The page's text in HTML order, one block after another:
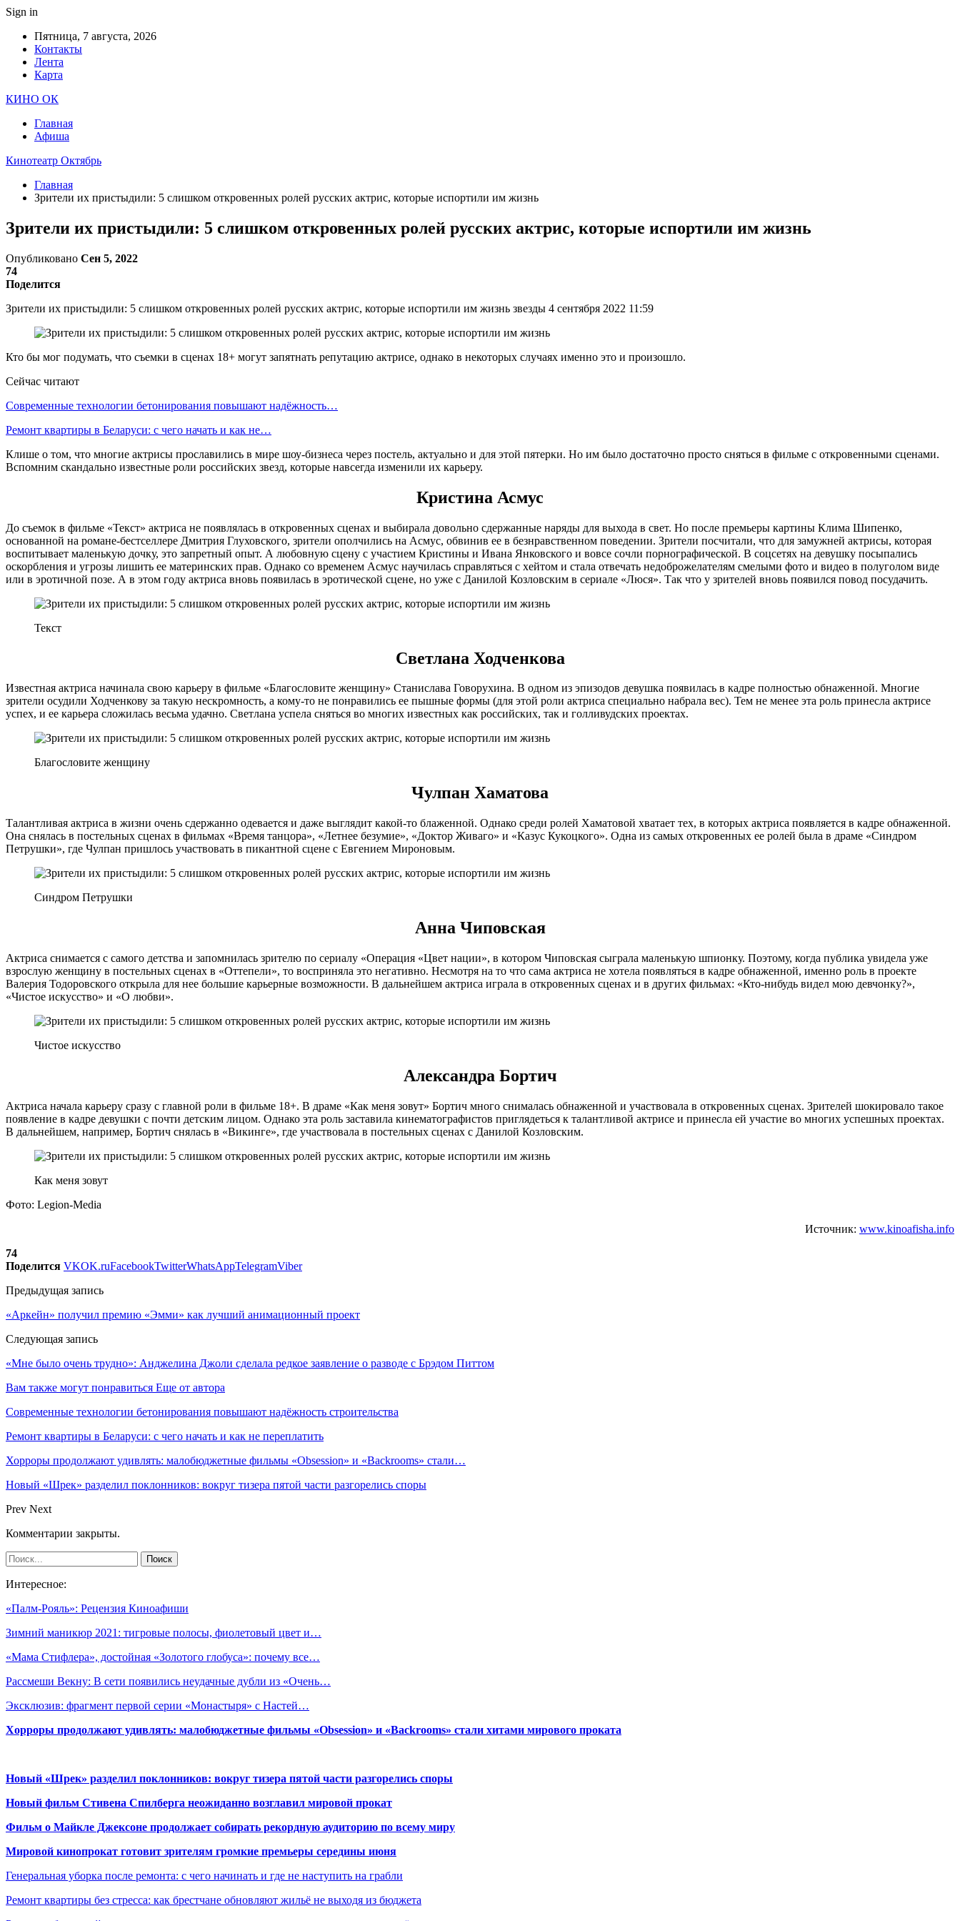
Sign in
Пятница, 7 августа, 2026
Контакты
Лента
Карта
КИНО ОК
Главная
Афиша
Кинотеатр Октябрь
Главная
Зрители их пристыдили: 5 слишком откровенных ролей русских актрис, которые испортили им жизнь
Зрители их пристыдили: 5 слишком откровенных ролей русских актрис, которые испортили им жизнь
Опубликовано Сен 5, 2022
74
Поделится
Зрители их пристыдили: 5 слишком откровенных ролей русских актрис, которые испортили им жизнь звезды 4 сентября 2022 11:59
Кто бы мог подумать, что съемки в сценах 18+ могут запятнать репутацию актрисе, однако в некоторых случаях именно это и произошло.
Сейчас читают
Современные технологии бетонирования повышают надёжность…
Ремонт квартиры в Беларуси: с чего начать и как не…
Клише о том, что многие актрисы прославились в мире шоу-бизнеса через постель, актуально и для этой пятерки. Но им было достаточно просто сняться в фильме с откровенными сценами.
Вспомним скандально известные роли российских звезд, которые навсегда изменили их карьеру.
Кристина Асмус
До съемок в фильме «Текст» актриса не появлялась в откровенных сценах и выбирала довольно сдержанные наряды для выхода в свет. Но после премьеры картины Клима Шипенко,
основанной на романе-бестселлере Дмитрия Глуховского, зрители ополчились на Асмус, обвинив ее в безнравственном поведении. Зрители посчитали, что для замужней актрисы, которая
воспитывает маленькую дочку, это запретный опыт. А любовную сцену с участием Кристины и Ивана Янковского и вовсе сочли порнографической. В соцсетях на девушку посыпались
оскорбления и угрозы лишить ее материнских прав. Однако со временем Асмус научилась справляться с хейтом и стала отвечать недоброжелателям смелыми фото и видео в полуголом виде
или в эротичной позе. А в этом году актриса вновь появилась в эротической сцене, но уже с Данилой Козловским в сериале «Люся». Так что у зрителей вновь появился повод посудачить.
Текст
Светлана Ходченкова
Известная актриса начинала свою карьеру в фильме «Благословите женщину» Станислава Говорухина. В одном из эпизодов девушка появилась в кадре полностью обнаженной. Многие
зрители осудили Ходченкову за такую нескромность, а кому-то не понравились ее пышные формы (для этой роли актриса специально набрала вес). Тем не менее эта роль принесла актрисе
успех, и ее карьера сложилась весьма удачно. Светлана успела сняться во многих известных как российских, так и голливудских проектах.
Благословите женщину
Чулпан Хаматова
Талантливая актриса в жизни очень сдержанно одевается и даже выглядит какой-то блаженной. Однако среди ролей Хаматовой хватает тех, в которых актриса появляется в кадре обнаженной.
Она снялась в постельных сценах в фильмах «Время танцора», «Летнее безумие», «Доктор Живаго» и «Казус Кукоцкого». Одна из самых откровенных ее ролей была в драме «Синдром
Петрушки», где Чулпан пришлось участвовать в пикантной сцене с Евгением Мироновым.
Синдром Петрушки
Анна Чиповская
Актриса снимается с самого детства и запомнилась зрителю по сериалу «Операция «Цвет нации», в котором Чиповская сыграла маленькую шпионку. Поэтому, когда публика увидела уже
взрослую женщину в постельных сценах в «Оттепели», то восприняла это негативно. Несмотря на то что сама актриса не хотела появляться в кадре обнаженной, именно роль в проекте
Валерия Тодоровского открыла для нее большие карьерные возможности. В дальнейшем актриса играла в откровенных сценах и в других фильмах: «Кто-нибудь видел мою девчонку?»,
«Чистое искусство» и «О любви».
Чистое искусство
Александра Бортич
Актриса начала карьеру сразу с главной роли в фильме 18+. В драме «Как меня зовут» Бортич много снималась обнаженной и участвовала в откровенных сценах. Зрителей шокировало такое
появление в кадре девушки с почти детским лицом. Однако эта роль заставила кинематографистов приглядеться к талантливой актрисе и принесла ей участие во многих успешных проектах.
В дальнейшем, например, Бортич снялась в «Викинге», где участвовала в постельных сценах с Данилой Козловским.
Как меня зовут
Фото: Legion-Media
Источник: www.kinoafisha.info
74
Поделится VKOK.ruFacebookTwitterWhatsAppTelegramViber
Предыдущая запись
«Аркейн» получил премию «Эмми» как лучший анимационный проект
Следующая запись
«Мне было очень трудно»: Анджелина Джоли сделала редкое заявление о разводе с Брэдом Питтом
Вам также могут понравиться Еще от автора
Современные технологии бетонирования повышают надёжность строительства
Ремонт квартиры в Беларуси: с чего начать и как не переплатить
Хорроры продолжают удивлять: малобюджетные фильмы «Obsession» и «Backrooms» стали…
Новый «Шрек» разделил поклонников: вокруг тизера пятой части разгорелись споры
Prev Next
Комментарии закрыты.
Интересное:
«Палм-Рояль»: Рецензия Киноафиши
Зимний маникюр 2021: тигровые полосы, фиолетовый цвет и…
«Мама Стифлера», достойная «Золотого глобуса»: почему все…
Рассмеши Векну: В сети появились неудачные дубли из «Очень…
Эксклюзив: фрагмент первой серии «Монастыря» с Настей…
Хорроры продолжают удивлять: малобюджетные фильмы «Obsession» и «Backrooms» стали хитами мирового проката
Новый «Шрек» разделил поклонников: вокруг тизера пятой части разгорелись споры
Новый фильм Стивена Спилберга неожиданно возглавил мировой прокат
Фильм о Майкле Джексоне продолжает собирать рекордную аудиторию по всему миру
Мировой кинопрокат готовит зрителям громкие премьеры середины июня
Генеральная уборка после ремонта: с чего начинать и где не наступить на грабли
Ремонт квартиры без стресса: как брестчане обновляют жильё не выходя из бюджета